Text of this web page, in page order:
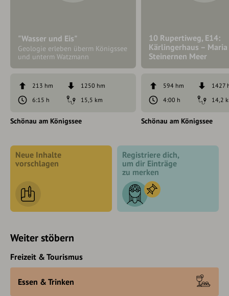
"Wasser und Eis"
Geologie erleben überm Königssee
und unterm Watzmann
213 hm
1250 hm
6:15 h
15,5 km
Schönau am Königssee
10 Rupertiweg, E14:
Kärlingerhaus –
Steinernen Meer
594 hm
1427
4:00 h
14,2
Schönau am Königssee
Neue Inhalte
vorschlagen
Registriere dich,
um dir Einträge
zu merken
Weiter stöbern
Freizeit & Tourismus
Essen & Trinken